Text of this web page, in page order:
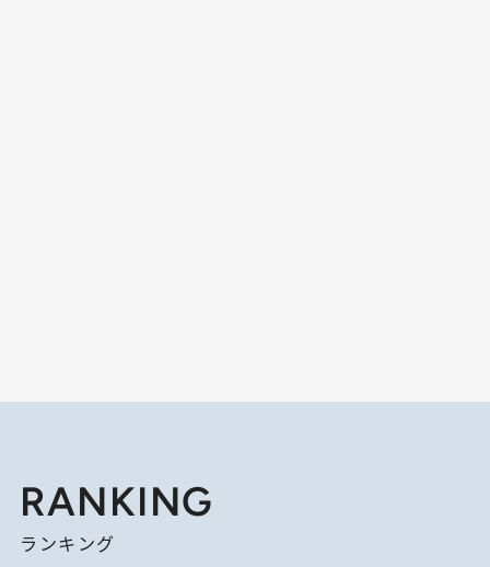
RANKING
ランキング